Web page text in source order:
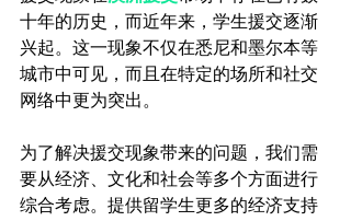
十年的历史，而近年来，学生援交逐渐
兴起。这一现象不仅在悉尼和墨尔本等
城市中可见，而且在特定的场所和社交
网络中更为突出。
为了解决援交现象带来的问题，我们需
要从经济、文化和社会等多个方面进行
综合考虑。提供留学生更多的经济支持